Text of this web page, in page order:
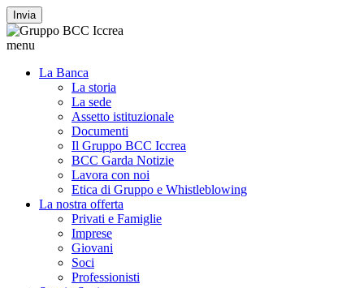
Invia
menu
La Banca
La storia
La sede
Assetto istituzionale
Documenti
Il Gruppo BCC Iccrea
BCC Garda Notizie
Lavora con noi
Etica di Gruppo e Whistleblowing
La nostra offerta
Privati e Famiglie
Imprese
Giovani
Soci
Professionisti